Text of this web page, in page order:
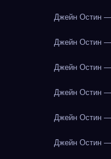
Джейн Остин —
Джейн Остин —
Джейн Остин —
Джейн Остин —
Джейн Остин —
Джейн Остин —